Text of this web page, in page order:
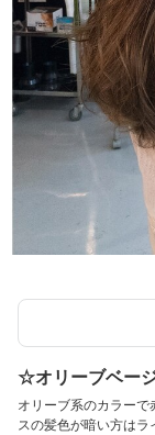
☆オリーブベー
オリーブ系のカラー
スの髪色が暗い方は